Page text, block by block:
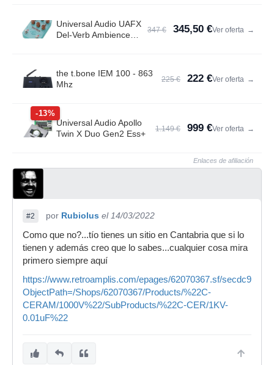
Universal Audio UAFX
Del-Verb Ambience
347 € 345,50 €Ver oferta →
the t.bone IEM 100 - 863
Mhz
225 € 222 €Ver oferta →
-13%
Universal Audio Apollo
Twin X Duo Gen2 Ess+
1.149 € 999 €Ver oferta →
Enlaces de afiliación
#2 por Rubiolus el 14/03/2022
Como que no?...tío tienes un sitio en Cantabria que si lo
tienen y además creo que lo sabes...cualquier cosa mira
primero siempre aquí
https://www.retroamplis.com/epages/62070367.sf/
ObjectPath=/Shops/62070367/Products/%22C-
CERAM/1000V%22/SubProducts/%22C-CER/1KV-
0.01uF%22